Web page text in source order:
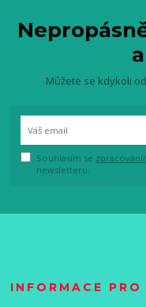
Můžete se kdykoli
Souhlasím se
newsletteru.
INFORMACE